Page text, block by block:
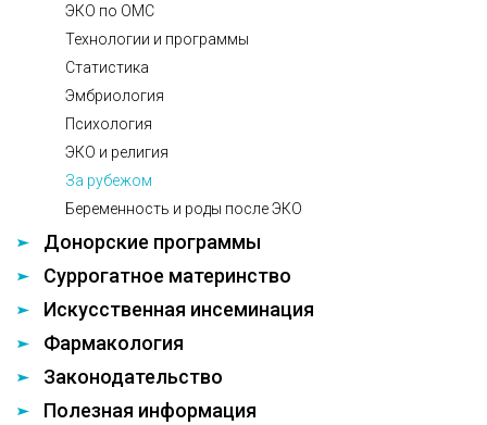
ЭКО по ОМС
Технологии и программы
Статистика
Эмбриология
Психология
ЭКО и религия
За рубежом
Беременность и роды после ЭКО
Донорские программы
Суррогатное материнство
Искусственная инсеминация
Фармакология
Законодательство
Полезная информация